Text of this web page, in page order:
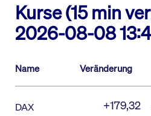
Kurse (15 min
2026-08-08
Name Veränderung
DAX +179,32